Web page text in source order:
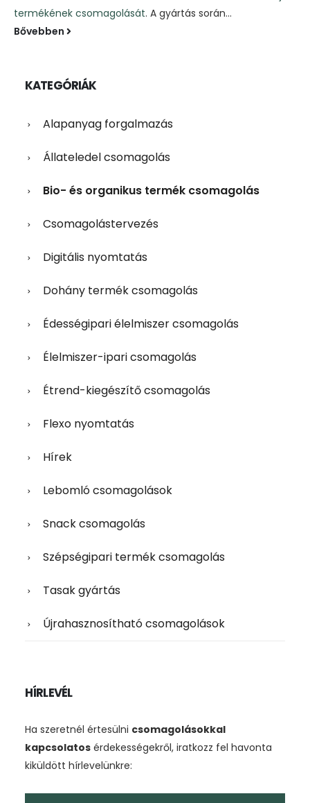
termékének csomagolását. A gyártás során...
Bővebben
KATEGÓRIÁK
Alapanyag forgalmazás
Állateledel csomagolás
Bio- és organikus termék csomagolás
Csomagolástervezés
Digitális nyomtatás
Dohány termék csomagolás
Édességipari élelmiszer csomagolás
Élelmiszer-ipari csomagolás
Étrend-kiegészítő csomagolás
Flexo nyomtatás
Hírek
Lebomló csomagolások
Snack csomagolás
Szépségipari termék csomagolás
Tasak gyártás
Újrahasznosítható csomagolások
HÍRLEVÉL
Ha szeretnél értesülni csomagolásokkal
kapcsolatos érdekességekről, iratkozz fel havonta
kiküldött hírlevelünkre: